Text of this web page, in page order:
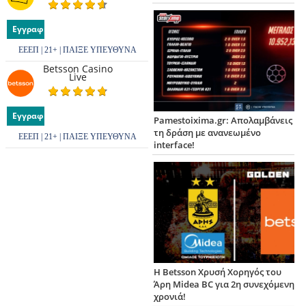
Εγγραφή
ΕΕΕΠ | 21+ | ΠΑΙΞΕ ΥΠΕΥΘΥΝΑ
Betsson Casino
Live
Εγγραφή
ΕΕΕΠ | 21+ | ΠΑΙΞΕ ΥΠΕΥΘΥΝΑ
Pamestoixima.gr: Απολαμβάνεις
τη δράση με ανανεωμένο
interface!
Η Betsson Χρυσή Χορηγός του
Άρη Midea BC για 2η συνεχόμενη
χρονιά!